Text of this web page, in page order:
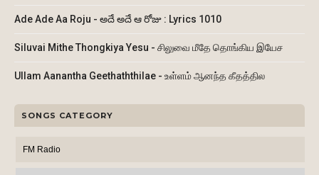
Ade Ade Aa Roju - అదే అదే ఆ రోజు : Lyrics 1010
Siluvai Mithe Thongkiya Yesu - சிலுவை மீதே தொங்கிய இயேச
Ullam Aanantha Geethaththilae - உள்ளம் ஆனந்த கீதத்தில
SONGS CATEGORY
FM Radio